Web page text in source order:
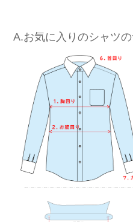
A.お気に入りのシャツ